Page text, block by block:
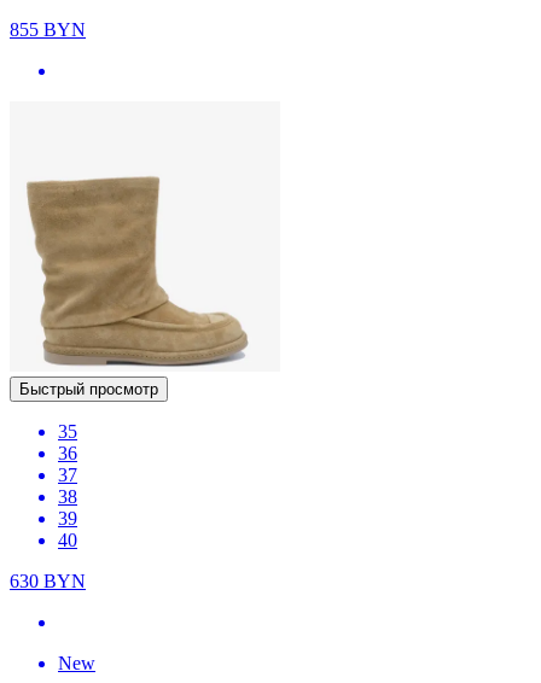
855 BYN
Быстрый просмотр
35
36
37
38
39
40
630 BYN
New